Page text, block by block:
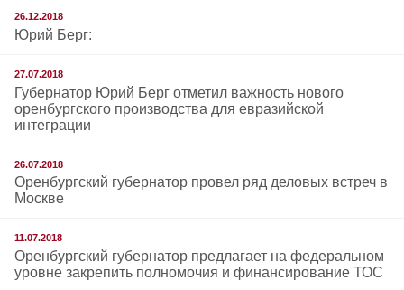
26.12.2018
Юрий Берг:
27.07.2018
Губернатор Юрий Берг отметил важность нового
оренбургского производства для евразийской
интеграции
26.07.2018
Оренбургский губернатор провел ряд деловых встреч в
Москве
11.07.2018
Оренбургский губернатор предлагает на федеральном
уровне закрепить полномочия и финансирование ТОС